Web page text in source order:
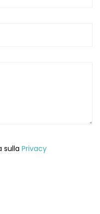
sulla Privacy